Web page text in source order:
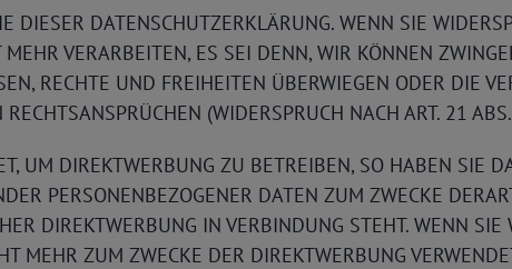
DATENSCHUTZERKLÄRUNG. WENN SIE
VERARBEITEN, ES SEI DENN, WIR KÖNNEN
RECHTE UND FREIHEITEN ÜBERWIEGEN ODER DIE
(WIDERSPRUCH NACH ART. 21
UM DIREKTWERBUNG ZU BETREIBEN, SO HABEN SIE
PERSONENBEZOGENER DATEN ZUM ZWECKE
DIREKTWERBUNG IN VERBINDUNG STEHT. WENN SIE
MEHR ZUM ZWECKE DER DIREKTWERBUNG